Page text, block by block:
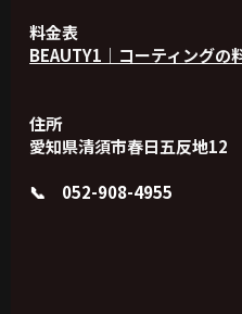
料金表
BEAUTY1｜コーティング
住所
愛知県清須市春日五反地12
📞 052-908-4955